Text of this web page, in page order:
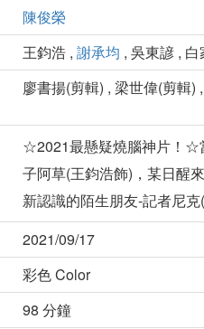
陳俊榮
王鈞浩 , 謝承均 , 吳東諺 ,
廖書揚(剪輯) , 梁世偉(剪輯)
☆2021最懸疑燒腦神片！☆
子阿草(王鈞浩飾)，某日醒
新認識的陌生朋友-記者尼
2021/09/17
彩色 Color
98 分鐘